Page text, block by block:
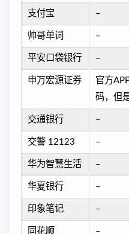
支付宝 –
帅哥单词 –
平安口袋银行 –
申万宏源证券
官方
码，但
交通银行 –
交警 12123 –
华为智慧生活 –
华夏银行 –
印象笔记 –
同花顺 –